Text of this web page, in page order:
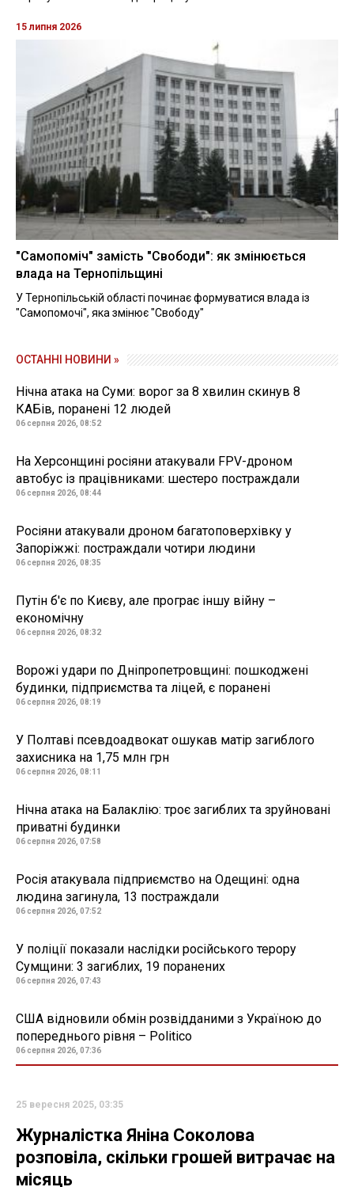
15 липня 2026
"Самопоміч" замість "Свободи": як змінюється
влада на Тернопільщині
У Тернопільській області починає формуватися влада із
"Самопомочі", яка змінює "Свободу"
ОСТАННІ НОВИНИ »
Нічна атака на Суми: ворог за 8 хвилин скинув 8
КАБів, поранені 12 людей
06 серпня 2026, 08:52
На Херсонщині росіяни атакували FPV-дроном
автобус із працівниками: шестеро постраждали
06 серпня 2026, 08:44
Росіяни атакували дроном багатоповерхівку у
Запоріжжі: постраждали чотири людини
06 серпня 2026, 08:35
Путін б'є по Києву, але програє іншу війну –
економічну
06 серпня 2026, 08:32
Ворожі удари по Дніпропетровщині: пошкоджені
будинки, підприємства та ліцей, є поранені
06 серпня 2026, 08:19
У Полтаві псевдоадвокат ошукав матір загиблого
захисника на 1,75 млн грн
06 серпня 2026, 08:11
Нічна атака на Балаклію: троє загиблих та зруйновані
приватні будинки
06 серпня 2026, 07:58
Росія атакувала підприємство на Одещині: одна
людина загинула, 13 постраждали
06 серпня 2026, 07:52
У поліції показали наслідки російського терору
Сумщини: 3 загиблих, 19 поранених
06 серпня 2026, 07:43
США відновили обмін розвідданими з Україною до
попереднього рівня – Politico
06 серпня 2026, 07:36
25 вересня 2025, 03:35
Журналістка Яніна Соколова
розповіла, скільки грошей витрачає на
місяць